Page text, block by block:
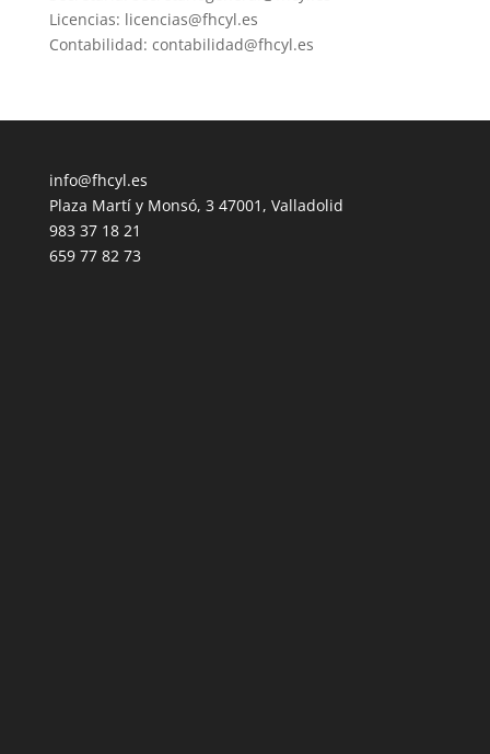
Licencias: licencias@fhcyl.es
Contabilidad: contabilidad@fhcyl.es
info@fhcyl.es
Plaza Martí y Monsó, 3 47001, Valladolid
983 37 18 21
659 77 82 73